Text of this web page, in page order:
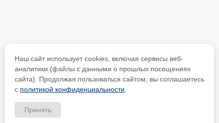
Наш сайт использует cookies, включая сервисы веб-
аналитики (файлы с данными о прошлых посещениях
сайта). Продолжая пользоваться сайтом, вы соглашаетесь
с политикой конфиденциальности
Принять